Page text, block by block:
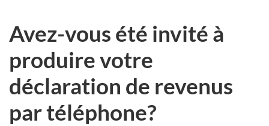
Avez-vous été invité à
produire votre
déclaration de revenus
par téléphone?